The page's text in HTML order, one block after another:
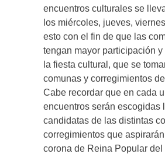
encuentros culturales se
los miércoles, jueves,
esto con el fin de que las
tengan mayor participación
la fiesta cultural, que se
comunas y corregimientos
Cabe recordar que en cada
encuentros serán escogidas
candidatas de las distintas
corregimientos que
corona de Reina Popular del